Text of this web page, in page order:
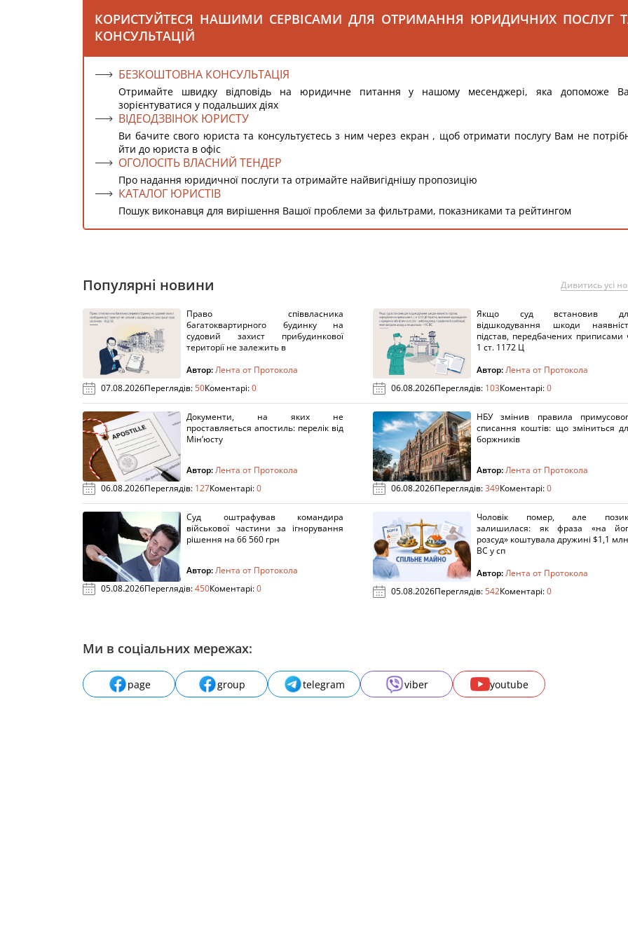
КОРИСТУЙТЕСЯ НАШИМИ СЕРВІСАМИ ДЛЯ ОТРИМАННЯ ЮРИДИЧНИХ ПОСЛУГ
КОНСУЛЬТАЦІЙ
БЕЗКОШТОВНА КОНСУЛЬТАЦІЯ
Отримайте швидку відповідь на юридичне питання у нашому месенджері, яка допоможе
зорієнтуватися у подальших діях
ВІДЕОДЗВІНОК ЮРИСТУ
Ви бачите свого юриста та консультуєтесь з ним через екран , щоб отримати послугу Вам не
йти до юриста в офіс
ОГОЛОСІТЬ ВЛАСНИЙ ТЕНДЕР
Про надання юридичної послуги та отримайте найвигіднішу пропозицію
КАТАЛОГ ЮРИСТІВ
Пошук виконавця для вирішення Вашої проблеми за фильтрами, показниками та рейтингом
Популярні новини Дивитись усі
Право співвласника
багатоквартирного будинку на
судовий захист прибудинкової
території не залежить в
Автор:Лента от Протокола
07.08.2026Переглядів:50Коментарі:0
Якщо суд встановив
відшкодування шкоди
підстав, передбачених приписами
1 ст. 1172 Ц
Автор:Лента от Протокола
06.08.2026Переглядів: 103Коментарі:0
Документи, на яких не
проставляється апостиль: перелік від
Мін’юсту
Автор:Лента от Протокола
06.08.2026Переглядів: 127Коментарі:0
НБУ змінив правила
списання коштів: що зміниться
боржників
Автор:Лента от Протокола
06.08.2026Переглядів:349Коментарі:0
Суд оштрафував командира
військової частини за ігнорування
рішення на 66 560 грн
Автор:Лента от Протокола
05.08.2026Переглядів:450Коментарі:0
Чоловік помер, але
залишилася: як фраза «на
розсуд» коштувала дружині $1,1
ВС у сп
Автор:Лента от Протокола
05.08.2026Переглядів:542Коментарі:0
Ми в соціальних мережах:
page group telegram viber youtube